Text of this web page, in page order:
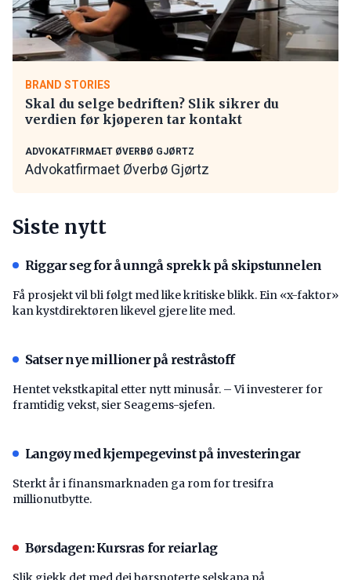
BRAND STORIES
Skal du selge bedriften? Slik sikrer du
verdien før kjøperen tar kontakt
ADVOKATFIRMAET ØVERBØ GJØRTZ
Advokatfirmaet Øverbø Gjørtz
Siste nytt
Riggar seg for å unngå sprekk på skipstunnelen
Få prosjekt vil bli følgt med like kritiske blikk. Ein «x-faktor»
kan kystdirektøren likevel gjere lite med.
Satser nye millioner på restråstoff
Hentet vekstkapital etter nytt minusår. – Vi investerer for
framtidig vekst, sier Seagems-sjefen.
Langøy med kjempegevinst på investeringar
Sterkt år i finansmarknaden ga rom for tresifra
millionutbytte.
Børsdagen: Kursras for reiarlag